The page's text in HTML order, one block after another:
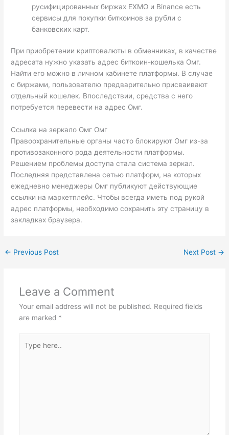
русифицированных биржах EXMO и Binance есть
сервисы для покупки биткоинов за рубли с
банковских карт.
При приобретении криптовалюты в обменниках, в качестве
адресата нужно указать адрес биткоин-кошелька Омг.
Найти его можно в личном кабинете платформы. В случае
с биржами, пользователю предварительно присваивают
отдельный кошелек. Впоследствии, средства с него
потребуется перевести на адрес Омг.
Ссылка на зеркало Омг Омг
Правоохранительные органы часто блокируют Омг из-за
противозаконного рода деятельности платформы.
Решением проблемы доступа стала система зеркал.
Последняя представлена сетью платформ, на которых
ежедневно менеджеры Омг публикуют действующие
ссылки на маркетплейс. Чтобы всегда иметь под рукой
адрес платформы, необходимо сохранить эту страницу в
закладках браузера.
← Previous Post Next Post →
Leave a Comment
Your email address will not be published. Required fields
are marked *
here..